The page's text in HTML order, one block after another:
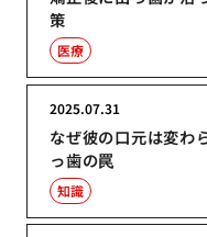
策
医療
なぜ彼の口元は変わ
っ歯の罠
2025.07.31
知識